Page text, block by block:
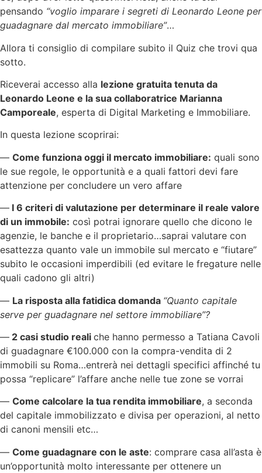
pensando “voglio imparare i segreti di Leonardo Leone per
guadagnare dal mercato immobiliare”…
Allora ti consiglio di compilare subito il Quiz che trovi qua
sotto.
Riceverai accesso alla lezione gratuita tenuta da
Leonardo Leone e la sua collaboratrice Marianna
Camporeale, esperta di Digital Marketing e Immobiliare.
In questa lezione scoprirai:
— Come funziona oggi il mercato immobiliare: quali sono
le sue regole, le opportunità e a quali fattori devi fare
attenzione per concludere un vero affare
— I 6 criteri di valutazione per determinare il reale valore
di un immobile: così potrai ignorare quello che dicono le
agenzie, le banche e il proprietario…saprai valutare con
esattezza quanto vale un immobile sul mercato e “fiutare”
subito le occasioni imperdibili (ed evitare le fregature nelle
quali cadono gli altri)
— La risposta alla fatidica domanda “Quanto capitale
serve per guadagnare nel settore immobiliare”?
— 2 casi studio reali che hanno permesso a Tatiana Cavoli
di guadagnare €100.000 con la compra-vendita di 2
immobili su Roma…entrerà nei dettagli specifici affinché tu
possa “replicare” l’affare anche nelle tue zone se vorrai
— Come calcolare la tua rendita immobiliare, a seconda
del capitale immobilizzato e divisa per operazioni, al netto
di canoni mensili etc…
— Come guadagnare con le aste: comprare casa all’asta è
un’opportunità molto interessante per ottenere un